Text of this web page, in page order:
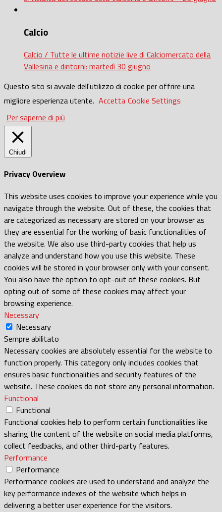
Calcio
Calcio / Tutte le ultime notizie live di Calciomercato della
Vallesina e dintorni: martedì 30 giugno
Questo sito si avvale dell'utilizzo di cookie per offrire una
migliore esperienza utente. Accetta Cookie Settings
Per saperne di più
Chiudi
Privacy Overview
This website uses cookies to improve your experience while you
navigate through the website. Out of these, the cookies that
are categorized as necessary are stored on your browser as
they are essential for the working of basic functionalities of
the website. We also use third-party cookies that help us
analyze and understand how you use this website. These
cookies will be stored in your browser only with your consent.
You also have the option to opt-out of these cookies. But
opting out of some of these cookies may affect your
browsing experience.
Necessary
Necessary
Sempre abilitato
Necessary cookies are absolutely essential for the website to
function properly. This category only includes cookies that
ensures basic functionalities and security features of the
website. These cookies do not store any personal information.
Functional
Functional
Functional cookies help to perform certain functionalities like
sharing the content of the website on social media platforms,
collect feedbacks, and other third-party features.
Performance
Performance
Performance cookies are used to understand and analyze the
key performance indexes of the website which helps in
delivering a better user experience for the visitors.